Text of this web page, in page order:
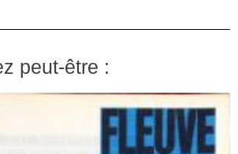
peut-être :